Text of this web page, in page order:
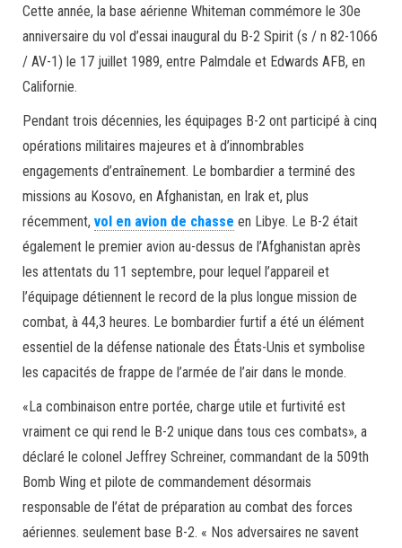
Cette année, la base aérienne Whiteman commémore le 30e
anniversaire du vol d’essai inaugural du B-2 Spirit (s / n 82-1066
/ AV-1) le 17 juillet 1989, entre Palmdale et Edwards AFB, en
Californie.
Pendant trois décennies, les équipages B-2 ont participé à cinq
opérations militaires majeures et à d’innombrables
engagements d’entraînement. Le bombardier a terminé des
missions au Kosovo, en Afghanistan, en Irak et, plus
récemment, vol en avion de chasse en Libye. Le B-2 était
également le premier avion au-dessus de l’Afghanistan après
les attentats du 11 septembre, pour lequel l’appareil et
l’équipage détiennent le record de la plus longue mission de
combat, à 44,3 heures. Le bombardier furtif a été un élément
essentiel de la défense nationale des États-Unis et symbolise
les capacités de frappe de l’armée de l’air dans le monde.
«La combinaison entre portée, charge utile et furtivité est
vraiment ce qui rend le B-2 unique dans tous ces combats», a
déclaré le colonel Jeffrey Schreiner, commandant de la 509th
Bomb Wing et pilote de commandement désormais
responsable de l’état de préparation au combat des forces
aériennes. seulement base B-2. « Nos adversaires ne savent